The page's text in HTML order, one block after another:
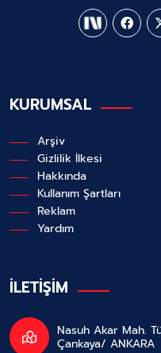
KURUMSAL
Arşiv
Gizlilik İlkesi
Hakkında
Kullanım Şartları
Reklam
Yardım
İLETİŞİM
Nasuh Akar Mah.
Çankaya/ ANKARA